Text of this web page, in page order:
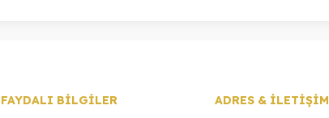
FAYDALI BİLGİLER
ADRES & İLETİŞİM